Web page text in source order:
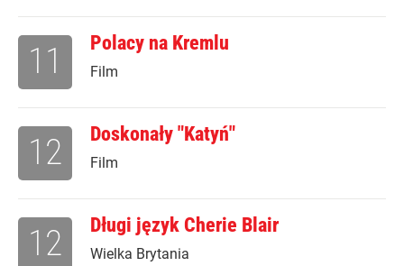
Polacy na Kremlu
Film
11
Doskonały "Katyń"
Film
12
Długi język Cherie Blair
Wielka Brytania
12